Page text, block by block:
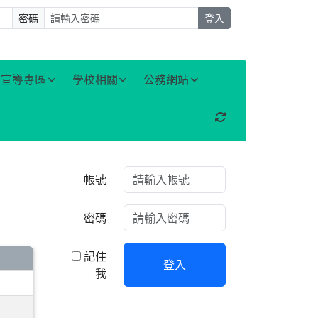
密碼 登入
宣導專區 學校相關 公務網站
重新取得佈景設定
右邊區域內容
帳號
密碼
記住
我
登入